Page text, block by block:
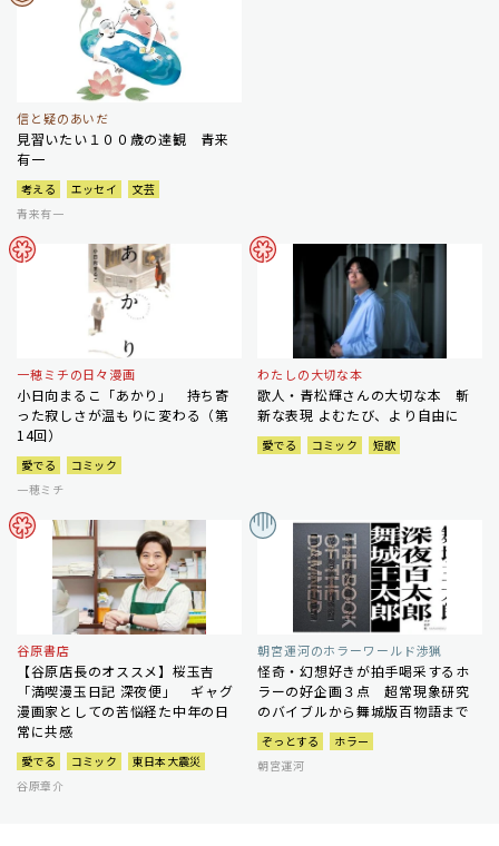
信と疑のあいだ
見習いたい１００歳の達観 青来
有一
考える エッセイ
文芸
青来有一
一穂ミチの日々漫画
小日向まるこ「あかり」 持ち寄
った寂しさが温もりに変わる（第
14回）
愛でる
コミック
一穂ミチ
わたしの大切な本
歌人・青松輝さんの大切な本 斬
新な表現 よむたび、より自由に
愛でる コミック 短歌
谷原書店
【谷原店長のオススメ】桜玉吉
「満喫漫玉日記 深夜便」 ギャグ
漫画家としての苦悩経た中年の日
常に共感
愛でる コミック
東日本大震災
谷原章介
朝宮運河のホラーワールド渉猟
怪奇・幻想好きが拍手喝采するホ
ラーの好企画３点 超常現象研究
のバイブルから舞城版百物語まで
ぞっとする
ホラー
朝宮運河